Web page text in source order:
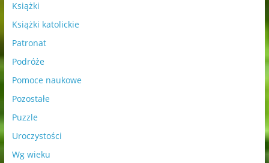
Książki
Książki katolickie
Patronat
Podróże
Pomoce naukowe
Pozostałe
Puzzle
Uroczystości
Wg wieku